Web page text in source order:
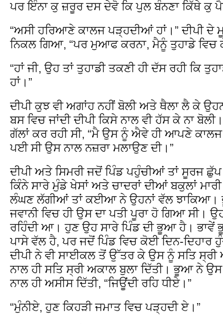
ਪਰ ਇੰਨਾ ਕੁ ਜ਼ਰੂਰ ਦਸ ਦੇਵੋ ਕਿ ਪੁਲ ਬੰਨਣਾ ਕਿੱਥੇ ਕੁ
“ਅਸੀ ਹਰਿਆਣੇ ਕਾਲਜ ਪੜ੍ਹਦੀਆਂ ਹਾਂ।” ਦੀਪੀ ਦੇ
ਨਿਕਲ ਗਿਆ, “ਪਰ ਮੁਆਫ ਕਰਨਾ, ਮੈਨੂੰ ਤੁਹਾਡੇ ਵਿਚ
“ਹਾਂ ਜੀ, ਉਹ ਤਾਂ ਤੁਹਾਡੀ ਤਕਣੀ ਹੀ ਦੱਸ ਰਹੀ ਕਿ
ਹਾਂ।”
ਦੀਪੀ ਕੁਝ ਵੀ ਅਗਾਂਹ ਨਹੀਂ ਬੋਲੀ ਅਤੇ ਥੈਲਾ ਲੈ ਕੇ
ਬਸ ਵਿਚ ਜਾਂਦੀ ਦੀਪੀ ਕਿਸੇ ਨਾਲ ਵੀ ਹੱਸ ਕੇ ਨਾ
ਗੱਲਾਂ ਕਰ ਰਹੀ ਸੀ, “ਮੈ ਉਸ ਨੂੰ ਐਵੇ ਹੀ ਆਪਣੇ
ਪਈ ਸੀ ਉਸ ਨਾਲ ਨਜ਼ਰਾ ਮਲਾਉਣ ਦੀ।”
ਦੀਪੀ ਅਤੇ ਸਿਮਰੀ ਜਦੋਂ ਪਿੰਡ ਪਹੁੰਚੀਆਂ ਤਾਂ ਸੂਰਜ
ਕਿੰਨੇ ਸਾਰੇ ਮੁੰਡੇ ਖੇਸਾਂ ਅਤੇ ਚਾਦਰਾਂ ਦੀਆਂ ਬਕੁਲਾਂ
ਲੰਘਣ ਲੱਗੀਆਂ ਤਾਂ ਕਈਆ ਨੇ ਉਹਨਾਂ ਵੱਲ ਝਾਕਿਆ।
ਜਵਾਨੀ ਵਿਚ ਹੀ ਉਸ ਦਾ ਪਤੀ ਪੂਰਾ ਹੋ ਗਿਆ ਸੀ।
ਰਹਿੰਦੀ ਆ। ਹੁਣ ਉਹ ਸਾਰੇ ਪਿੰਡ ਦੀ ਭੂਆ ਹੈ। ਭਾਵੇਂ
ਪਾਸੇ ਵੱਲ ਹੈ, ਪਰ ਜਦੋਂ ਪਿੰਡ ਵਿਚ ਕੋਈ ਦਿਨ-ਦਿਹਾਰ
ਦੀਪੀ ਨੇ ਵੀ ਸਾਈਕਲ ਤੋਂ ਉੱਤਰ ਕੇ ਉਸ ਨੂੰ ਸਤਿ ਸ੍ਰੀ
ਨਾਲ ਹੀ ਸਤਿ ਸ੍ਰੀ ਅਕਾਲ ਬੁਲਾ ਦਿੱਤੀ। ਭੂਆ ਨੇ
ਨਾਲ ਹੀ ਅਸੀਸ ਦਿੱਤੀ, “ਜਿਊਂਦੀ ਰਹਿ ਧੀਏ।”
“ਮੁੰਨੀਏ, ਹੁਣ ਕਿਹੜੀ ਜਮਾਤ ਵਿਚ ਪੜ੍ਹਦੀ ਏ।”